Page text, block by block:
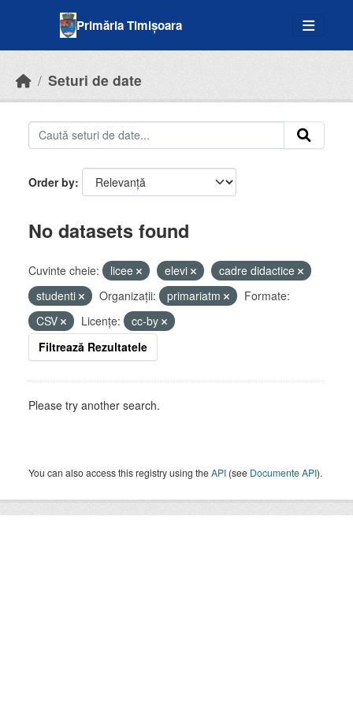
Primăria Timișoara
Seturi de date
Order by
No datasets found
Cuvinte cheie: licee elevi
cadre didactice
studenti
Organizații: primariatm
Formate:
CSV
Licenţe:
cc-by
Filtrează Rezultatele
Please try another search.
You can also access this registry using theAPI (see Documente API).